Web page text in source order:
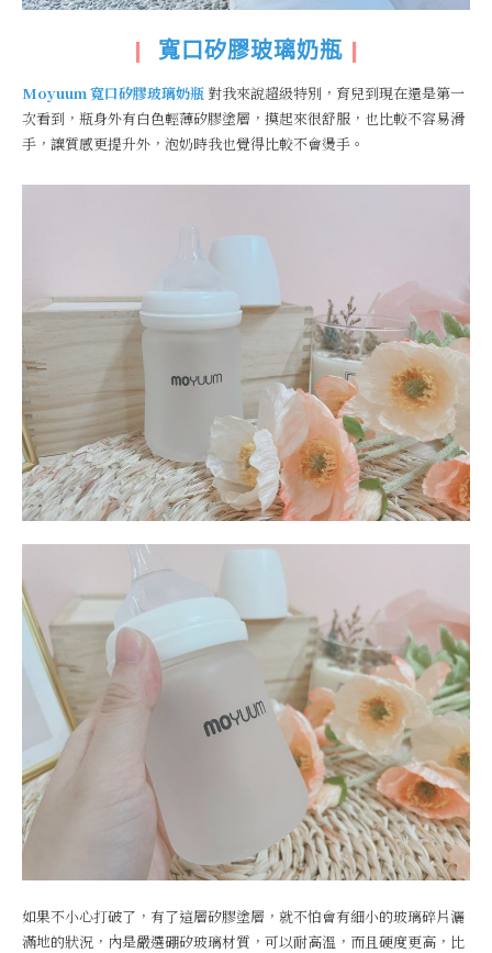
| 寬口矽膠玻璃奶瓶|
Moyuum寬口矽膠玻璃奶瓶 對我來說超級特別，育兒到現在還是第一
次看到，瓶身外有白色輕薄矽膠塗層，摸起來很舒服，也比較不容易滑
手，讓質感更提升外，泡奶時我也覺得比較不會燙手。
如果不小心打破了，有了這層矽膠塗層，就不怕會有細小的玻璃碎片灑
滿地的狀況，內是嚴選硼矽玻璃材質，可以耐高溫，而且硬度更高，比